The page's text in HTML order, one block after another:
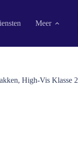
Meer
High-Vis Klasse 2